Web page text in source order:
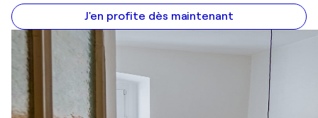
J'en profite dès maintenant